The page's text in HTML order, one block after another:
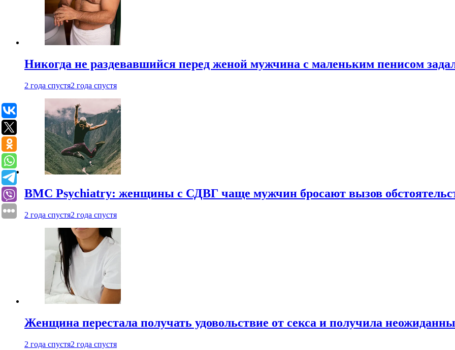
Никогда не раздевавшийся перед женой мужчина с маленьким пенисом
2 года спустя2 года спустя
BMC Psychiatry: женщины с СДВГ чаще мужчин бросают вызов
2 года спустя2 года спустя
Женщина перестала получать удовольствие от секса и получила
2 года спустя2 года спустя